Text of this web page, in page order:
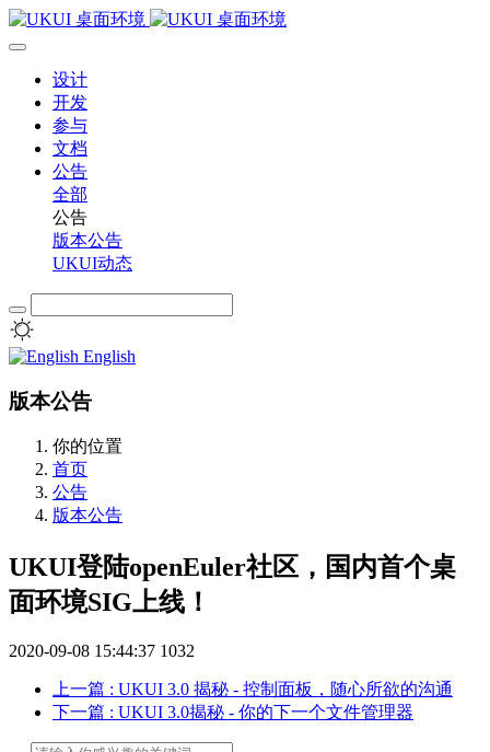
设计
开发
参与
文档
公告
全部
公告
版本公告
UKUI动态
English
版本公告
你的位置
首页
公告
版本公告
UKUI登陆openEuler社区，国内首个桌
面环境SIG上线！
2020-09-08 15:44:37 1032
上一篇 : UKUI 3.0 揭秘 - 控制面板，随心所欲的沟通
下一篇 : UKUI 3.0揭秘 - 你的下一个文件管理器